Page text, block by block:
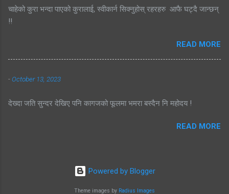
चाहेको कुरा भन्दा पाएको कुरालाई, स्वीकार्न सिक्नुहोस् रहरहरु आफै घट्दै जान्छन्
!!
READ MORE
-October 13, 2023
देख्दा जति सुन्दर देखिए पनि कागजको फूलमा भमरा बस्दैन नि महोदय !
READ MORE
Powered by Blogger
Theme images by Radius Images